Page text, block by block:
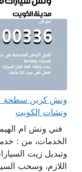
ونشات الكويت
فني ونش ام
الخدمات، من :
وتبديل زيت
اللازم، وسحب